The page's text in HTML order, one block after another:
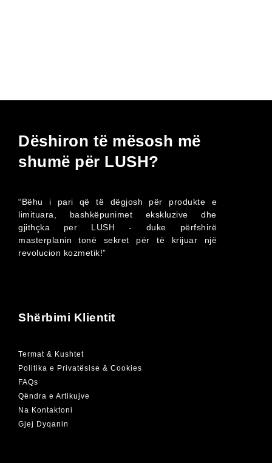
Dëshiron të mësosh më
shumë për LUSH?
“Bëhu i pari që të dëgjosh për produkte e
limituara, bashkëpunimet ekskluzive dhe
gjithçka per LUSH - duke përfshirë
masterplanin tonë sekret për të krijuar një
revolucion kozmetik!”
Shërbimi Klientit
Termat & Kushtet
Politika e Privatësise & Cookies
FAQs
Qëndra e Artikujve
Na Kontaktoni
Gjej Dyqanin